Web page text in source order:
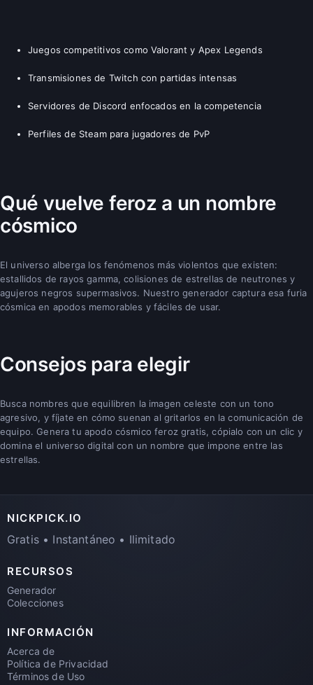
Juegos competitivos como Valorant y Apex Legends
Transmisiones de Twitch con partidas intensas
Servidores de Discord enfocados en la competencia
Perfiles de Steam para jugadores de PvP
Qué vuelve feroz a un nombre
cósmico
El universo alberga los fenómenos más violentos que existen:
estallidos de rayos gamma, colisiones de estrellas de neutrones y
agujeros negros supermasivos. Nuestro generador captura esa furia
cósmica en apodos memorables y fáciles de usar.
Consejos para elegir
Busca nombres que equilibren la imagen celeste con un tono
agresivo, y fíjate en cómo suenan al gritarlos en la comunicación de
equipo. Genera tu apodo cósmico feroz gratis, cópialo con un clic y
domina el universo digital con un nombre que impone entre las
estrellas.
NICKPICK.IO
Gratis • Instantáneo • Ilimitado
RECURSOS
Generador
Colecciones
INFORMACIÓN
Acerca de
Política de Privacidad
Términos de Uso